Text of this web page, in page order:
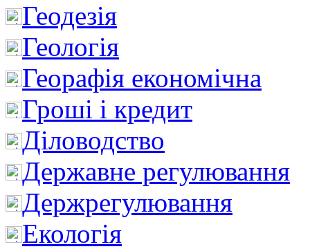
Геодезія
Геологія
Георафія економічна
Гроші і кредит
Діловодство
Державне регулювання
Держрегулювання
Екологія